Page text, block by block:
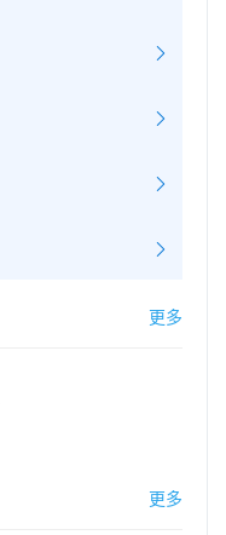
更多
更多